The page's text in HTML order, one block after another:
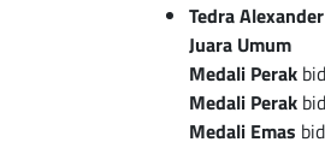
Tedra
Juara Umum
Medali Perak
Medali Perak
Medali Emas